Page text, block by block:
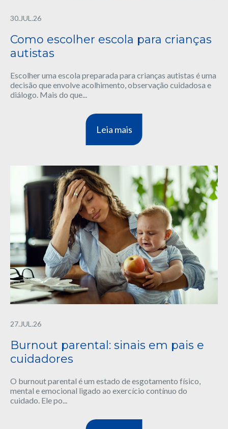
30.JUL.26
Como escolher escola para crianças
autistas
Escolher uma escola preparada para crianças autistas é uma
decisão que envolve acolhimento, observação cuidadosa e
diálogo. Mais do que...
Leia mais
27.JUL.26
Burnout parental: sinais em pais e
cuidadores
O burnout parental é um estado de esgotamento físico,
mental e emocional ligado ao exercício contínuo do
cuidado. Ele po...